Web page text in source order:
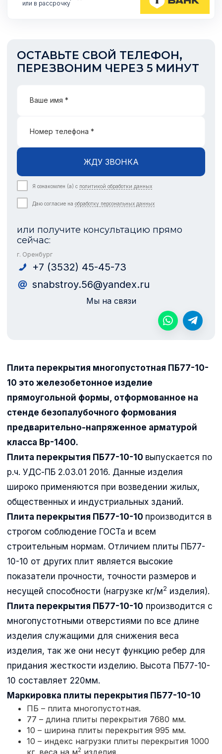
или в рассрочку
ОСТАВЬТЕ СВОЙ ТЕЛЕФОН,
ПЕРЕЗВОНИМ ЧЕРЕЗ 5 МИНУТ
Ваше имя *
Номер телефона *
ЖДУ ЗВОНКА
Я ознакомлен (а) с политикой обработки данных
Даю согласие на обработку персональных данных
или получите консультацию прямо
сейчас:
г. Оренбург
+7 (3532) 45-45-73
snabstroy.56@yandex.ru
Мы на связи
Плита перекрытия многопустотная ПБ77-10-
10 это железобетонное изделие
прямоугольной формы, отформованное на
стенде безопалубочного формования
предварительно-напряженное арматурой
класса Вр-1400.
Плита перекрытия ПБ77-10-10 выпускается по
р.ч. УДС-ПБ 2.03.01 2016. Данные изделия
широко применяются при возведении жилых,
общественных и индустриальных зданий.
Плита перекрытия ПБ77-10-10 производится в
строгом соблюдение ГОСТа и всем
строительным нормам. Отличием плиты ПБ77-
10-10 от других плит является высокие
показатели прочности, точности размеров и
несущей способности (нагрузке кг/м2 изделия).
Плита перекрытия ПБ77-10-10 производится с
многопустотными отверстиями по все длине
изделия служащими для снижения веса
изделия, так же они несут функцию ребер для
придания жесткости изделию. Высота ПБ77-10-
10 составляет 220мм.
Маркировка плиты перекрытия ПБ77-10-10
ПБ – плита многопустотная.
77 – длина плиты перекрытия 7680 мм.
10 – ширина плиты перекрытия 995 мм.
10 – индекс нагрузки плиты перекрытия 1000
кг. веса на м2 изделия.